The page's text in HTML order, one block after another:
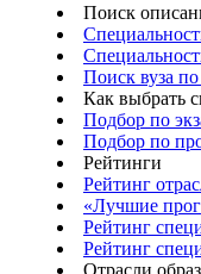
Поиск
Поиск вуза
Как выбрать
Подбор по
Подбор по
Рейтинги
Рейтинг
«Лучшие
Рейтинг
Рейтинг
Отрасли